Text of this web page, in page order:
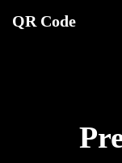
QR Code